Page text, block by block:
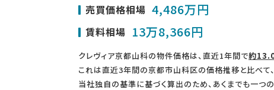
売買価格相場 4,486万円
賃料相場 13万8,366円
クレヴィア京都山科の物件価格は、直近1年間で約
これは直近3年間の京都市山科区の価格推移と比べて、
当社独自の基準に基づく算出のため、あくまでも一つの